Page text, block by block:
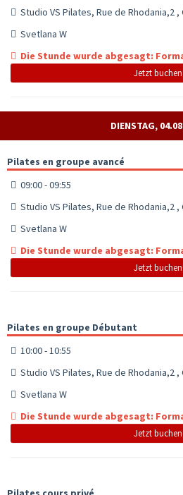
Studio VS Pilates, Rue de Rhodania,2 ,
Svetlana W
Die Stunde wurde abgesagt:
Jetzt buchen
DIENSTAG,
Pilates en groupe avancé
09:00 - 09:55
Studio VS Pilates, Rue de Rhodania,2 ,
Svetlana W
Die Stunde wurde abgesagt:
Jetzt buchen
Pilates en groupe Débutant
10:00 - 10:55
Studio VS Pilates, Rue de Rhodania,2 ,
Svetlana W
Die Stunde wurde abgesagt:
Jetzt buchen